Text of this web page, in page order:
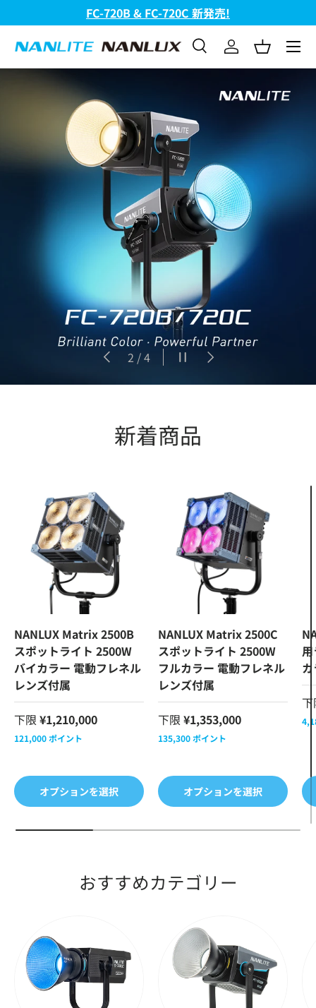
コンテンツへスキップ
FC-720B & FC-720C 新発売!
検索
検索
検索 ログインバスケッ
メニ
前 2 /の
4 スライドショーを一時停止
次
新着商品
NANLUX Matrix 2500B
スポットライト 2500W
バイカラー 電動フレネル
レンズ付属
下限 ¥1,210,000
121,000ポイント
オプションを選択
NANLUX Matrix 2500C
スポットライト 2500W
フルカラー 電動フレネル
レンズ付属
下限 ¥1,353,000
135,300ポイント
オプションを選択
おすすめカテゴリー